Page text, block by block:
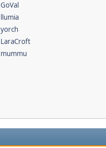
GoVal
llumia
yorch
LaraCroft
mummu